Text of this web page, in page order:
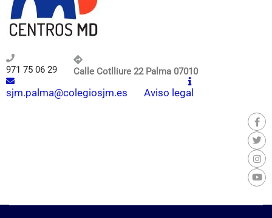
971 75 06 29 Calle Cotlliure 22 Palma 07010
sjm.palma@colegiosjm.es Aviso legal